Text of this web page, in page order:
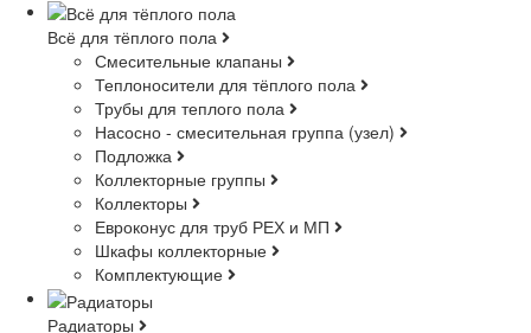
Всё для тёплого пола
Смесительные клапаны
Теплоносители для тёплого пола
Трубы для теплого пола
Насосно - смесительная группа (узел)
Подложка
Коллекторные группы
Коллекторы
Евроконус для труб РЕХ и МП
Шкафы коллекторные
Комплектующие
Радиаторы